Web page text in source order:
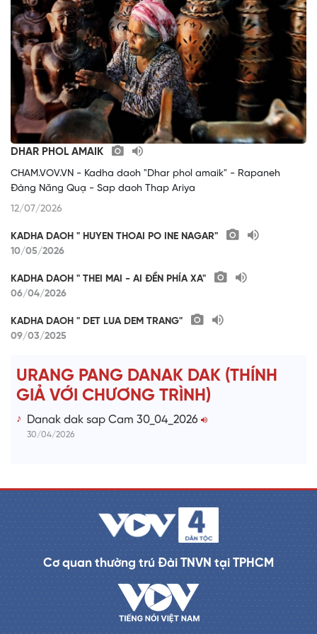
DHAR PHOL AMAIK
CHAM.VOV.VN - Kadha daoh "Dhar phol amaik" - Rapaneh
Đàng Năng Quạ - Sap daoh Thap Ariya
12/07/2026
KADHA DAOH " HUYEN THOAI PO INE NAGAR"
10/05/2026
KADHA DAOH " THEI MAI - AI ĐỀN PHÍA XA"
06/04/2026
KADHA DAOH " DET LUA DEM TRANG"
09/03/2025
URANG PANG DANAK DAK (THÍNH
GIẢ VỚI CHƯƠNG TRÌNH)
Danak dak sap Cam 30_04_2026
30/04/2026
Cơ quan thường trú Đài TNVN tại TPHCM